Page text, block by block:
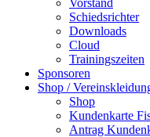
Vorstand
Schiedsrichter
Downloads
Cloud
Trainingszeiten
Sponsoren
Shop /
Shop
Kundenkarte
Antrag